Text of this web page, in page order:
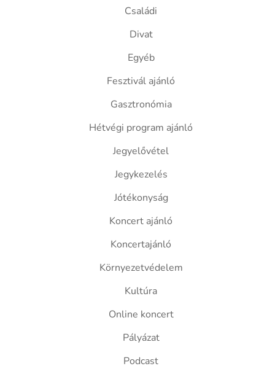
Családi
Divat
Egyéb
Fesztivál ajánló
Gasztronómia
Hétvégi program ajánló
Jegyelővétel
Jegykezelés
Jótékonyság
Koncert ajánló
Koncertajánló
Környezetvédelem
Kultúra
Online koncert
Pályázat
Podcast